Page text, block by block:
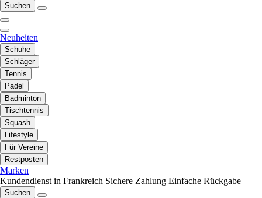
Suchen
Neuheiten
Schuhe
Schläger
Tennis
Padel
Badminton
Tischtennis
Squash
Lifestyle
Für Vereine
Restposten
Marken
Kundendienst in Frankreich Sichere Zahlung Einfache Rückgabe
Suchen